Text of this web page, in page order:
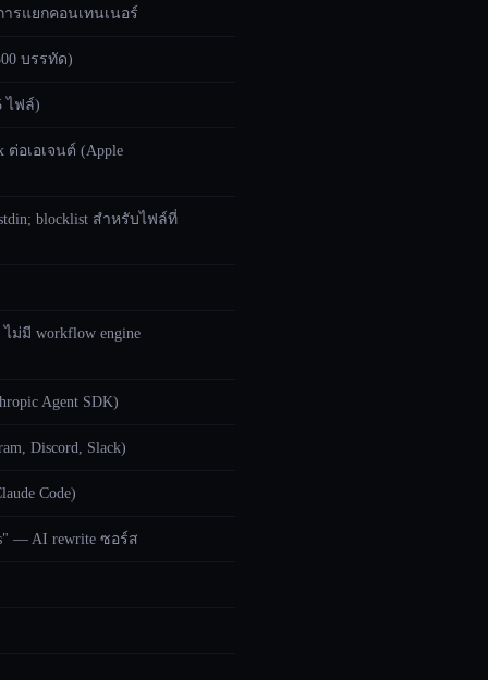
รแยกคอนเทนเนอร์
บรรทัด)
ไฟล์)
ต่อเอเจนต์ (Apple
blocklist สำหรับไฟล์ที่
ม่มี workflow engine
Agent SDK)
Discord, Slack)
Code)
— AI rewrite ซอร์ส